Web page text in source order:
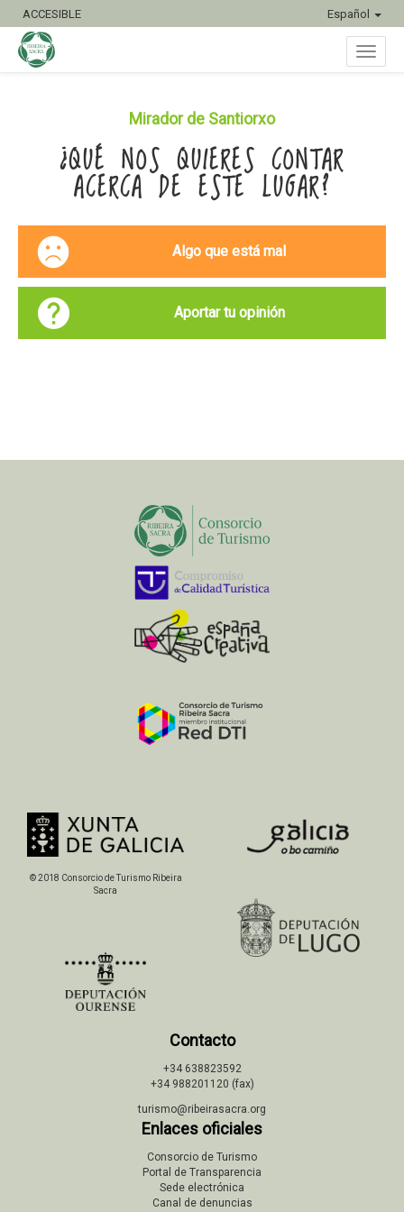
ACCESIBLE Español
Mirador de Santiorxo
¿QUÉ NOS QUIERES CONTAR
ACERCA DE ESTE LUGAR?
Algo que está mal
Aportar tu opinión
© 2018 Consorcio de Turismo Ribeira
Sacra
Contacto
+34 638823592
+34 988201120 (fax)
turismo@ribeirasacra.org
Enlaces oficiales
Consorcio de Turismo
Portal de Transparencia
Sede electrónica
Canal de denuncias